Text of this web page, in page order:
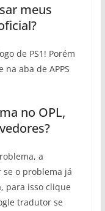
meus
de PS1! Porém
aba de APPS
no OPL,
a
se o problema já
para isso clique
tradutor se